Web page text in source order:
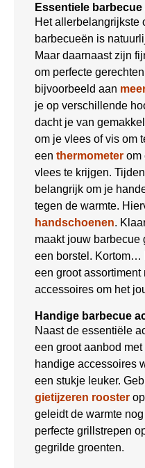
Essentiele
Het allerbelangrijkste
barbecueën is
Maar daarnaast zijn
om perfecte
bijvoorbeeld aan
je op verschillende
dacht je van
om je vlees of vis om
een thermometer om
vlees te krijgen.
belangrijk om je
tegen de warmte.
handschoenen.
maakt jouw barbecue
een borstel. Kortom…
een groot
accessoires om het
Handige barbecue
Naast de essentiële
een groot aanbod
handige accessoires
een stukje leuker.
gietijzeren rooster
geleidt de warmte
perfecte grillstrepen
gegrilde groenten.